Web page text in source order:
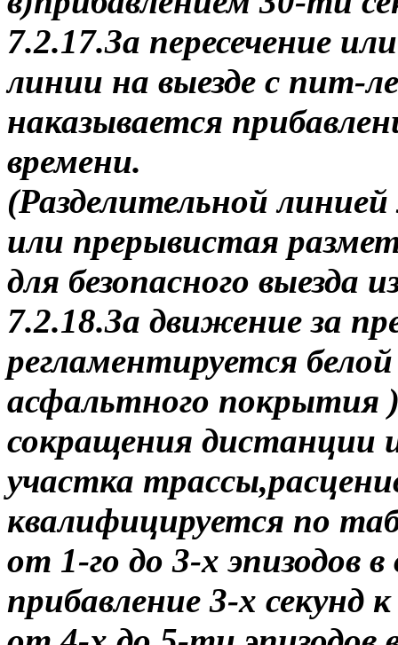
7.2.17.За пересечение
линии на выезде с пит-
наказывается
времени.
(Разделительной
или прерывистая
для безопасного выезда
7.2.18.За движение за
регламентируется
асфальтного покрытия
сокращения дистанции
участка
квалифицируется по
от 1-го до 3-х эпизодов
прибавление 3-х секунд